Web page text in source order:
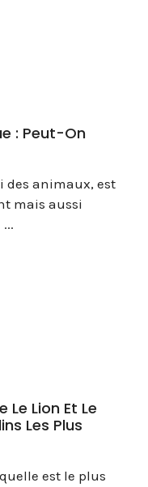
: Peut-On
des animaux, est
mais aussi
Le Lion Et Le
Les Plus
est le plus